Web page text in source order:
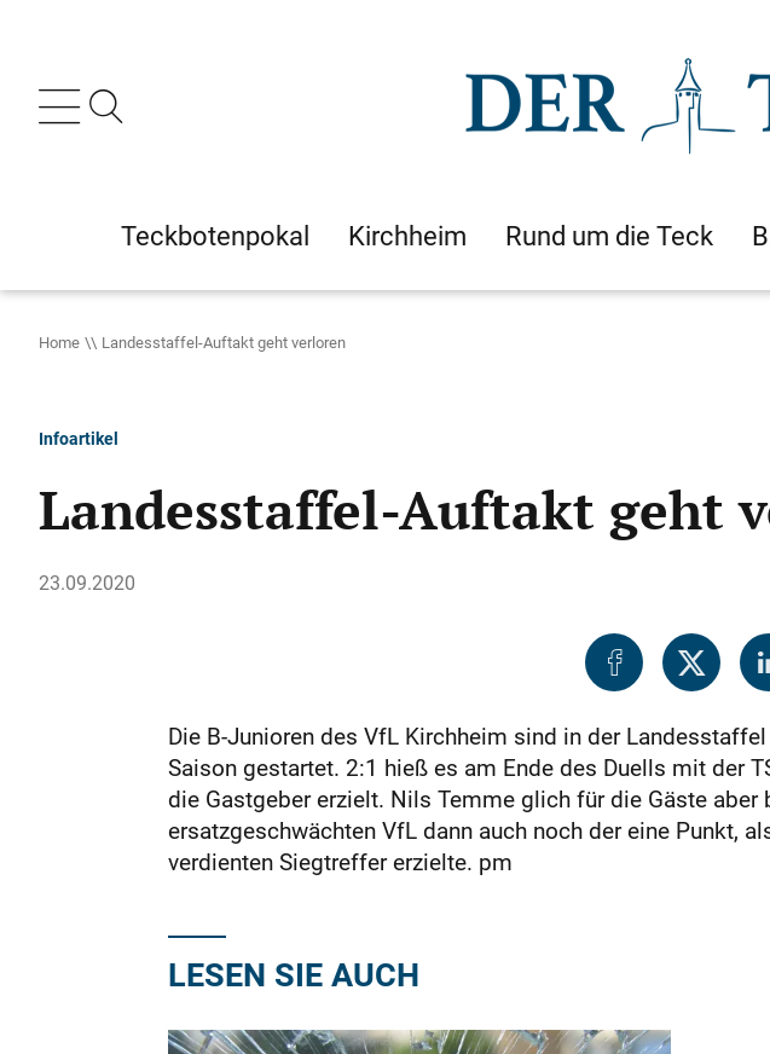
Teckbotenpokal Kirchheim Rund um die Teck
Home Landesstaffel-Auftakt geht verloren
Infoartikel
Landesstaffel-Auftakt geht
23.09.2020
Die B-Junioren des VfL Kirchheim sind in der
Saison gestartet. 2:1 hieß es am Ende des Duells mit der
die Gastgeber erzielt. Nils Temme glich für die Gäste
ersatzgeschwächten VfL dann auch noch der eine Punkt,
verdienten Siegtreffer erzielte. pm
LESEN SIE AUCH